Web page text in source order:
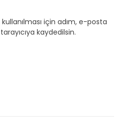
için adım, e-posta
kaydedilsin.